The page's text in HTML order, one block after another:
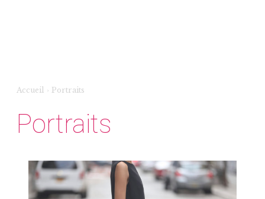
Accueil › Portraits
Portraits